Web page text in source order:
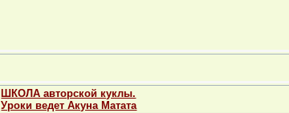
ШКОЛА авторской куклы.
Уроки ведет Акуна Матата